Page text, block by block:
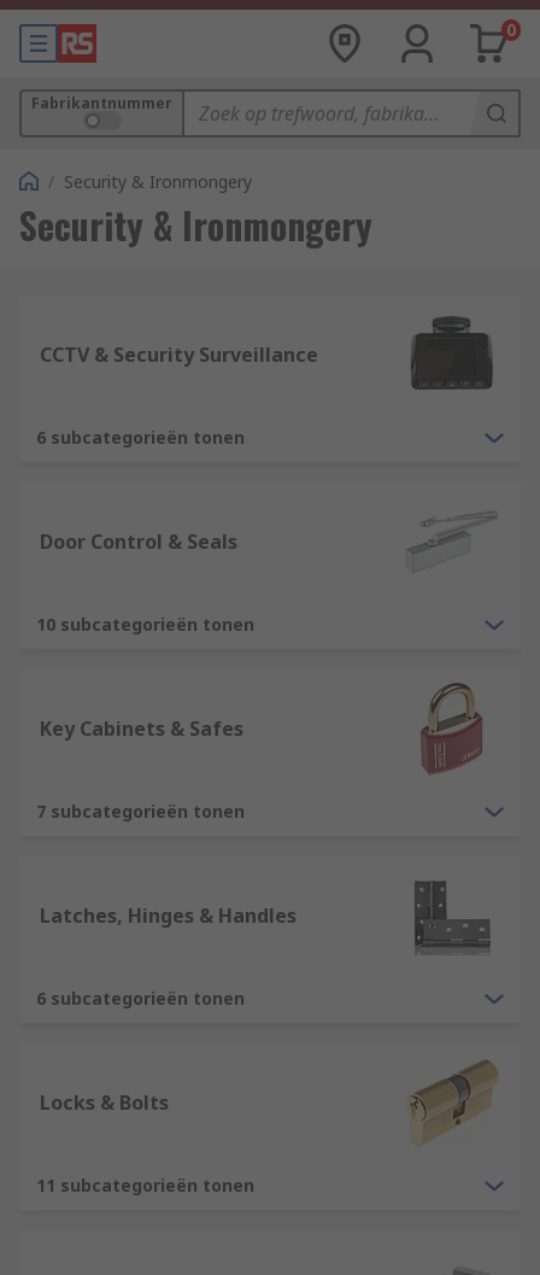
0
Fabrikantnummer
/ Security & Ironmongery
Security & Ironmongery
CCTV & Security Surveillance
6 subcategorieën tonen
Door Control & Seals
10 subcategorieën tonen
Key Cabinets & Safes
7 subcategorieën tonen
Latches, Hinges & Handles
6 subcategorieën tonen
Locks & Bolts
11 subcategorieën tonen